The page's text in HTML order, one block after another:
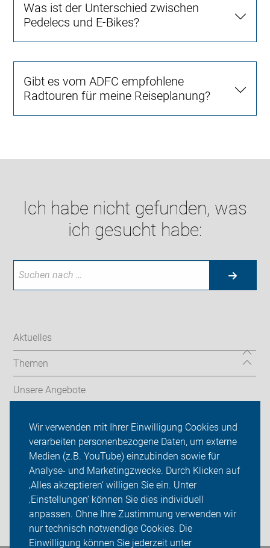
Wir verwenden mit Ihrer Einwilligung Cookies und
verarbeiten personenbezogene Daten, um externe
Medien (z.B. YouTube) einzubinden sowie für
Analyse- und Marketingzwecke. Durch Klicken auf
‚Alles akzeptieren‘ willigen Sie ein. Unter
‚Einstellungen‘ können Sie dies individuell
anpassen. Ohne Ihre Zustimmung verwenden wir
nur technisch notwendige Cookies. Die
Einwilligung können Sie jederzeit unter
Was ist der Unterschied zwischen
Pedelecs und E-Bikes?
Gibt es vom ADFC empfohlene
Radtouren für meine Reiseplanung?
Ich habe nicht gefunden, was
ich gesucht habe:
Aktuelles
Themen
Unsere Angebote
Termine & Touren
Sei dabei
Presse
Login